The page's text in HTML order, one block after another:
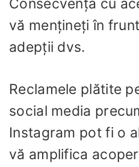
vă mențineți în
adepții dvs.
Reclamele plătite
social media
Instagram pot fi o
vă amplifica